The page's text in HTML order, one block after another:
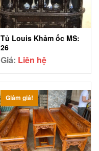
Tủ Louis Khảm ốc MS:
26
Giá: Liên hệ
Giảm giá!